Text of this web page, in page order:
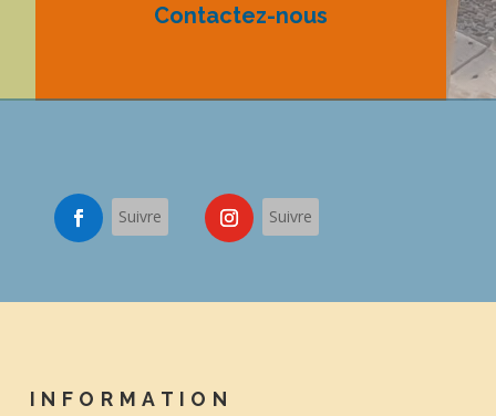
Contactez-nous
Suivre Suivre
INFORMATION